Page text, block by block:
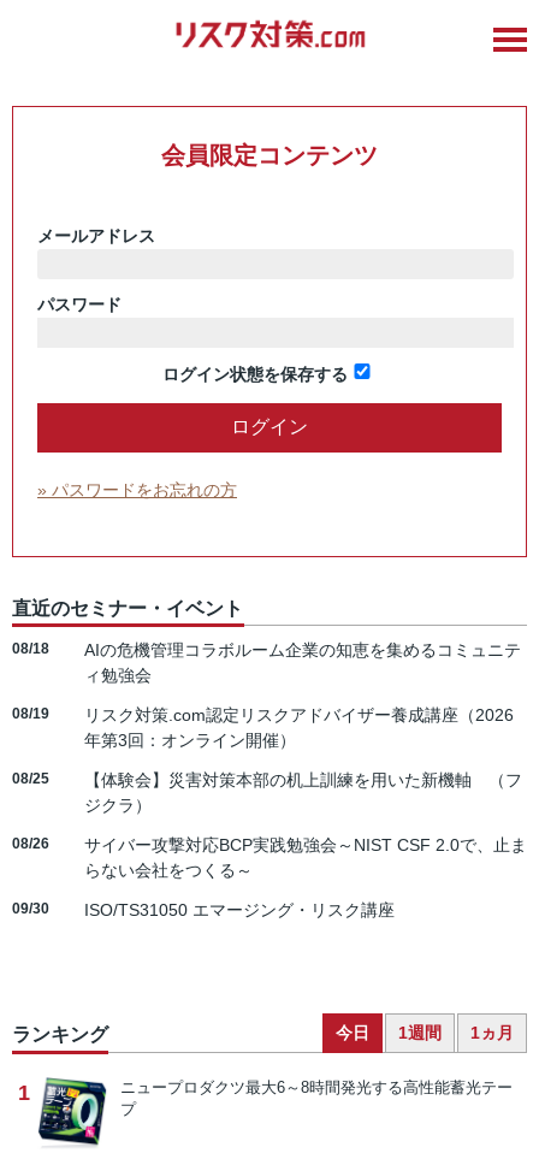
会員限定コンテンツ
メールアドレス
パスワード
ログイン状態を保存する
» パスワードをお忘れの方
直近のセミナー・イベント
08/18
AIの危機管理コラボルーム企業の知恵を集めるコミュニテ
ィ勉強会
08/19
リスク対策.com認定リスクアドバイザー養成講座（2026
年第3回：オンライン開催）
08/25
【体験会】災害対策本部の机上訓練を用いた新機軸 （フ
ジクラ）
08/26
サイバー攻撃対応BCP実践勉強会～NIST CSF 2.0で、止ま
らない会社をつくる～
09/30 ISO/TS31050 エマージング・リスク講座
ランキング 今日 1週間 1ヵ月
1 ニュープロダクツ最大6～8時間発光する高性能蓄光テー
プ